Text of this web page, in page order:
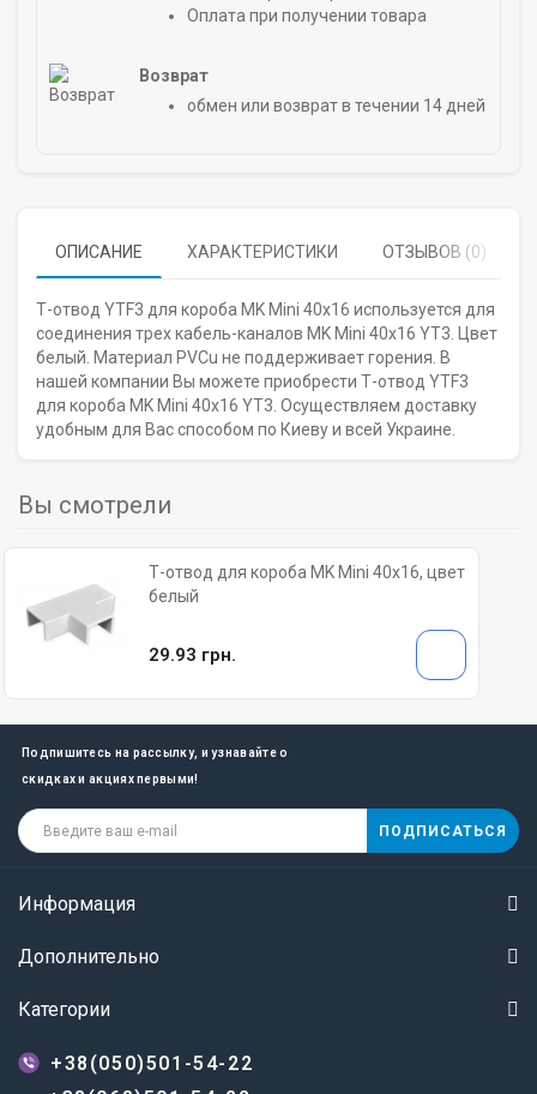
Оплата при получении товара
Возврат
обмен или возврат в течении 14 дней
ОПИСАНИЕ ХАРАКТЕРИСТИКИ ОТЗЫВОВ (0)
Т-отвод YTF3 для короба MK Mini 40х16 используется для
соединения трех кабель-каналов MK Mini 40х16 YT3. Цвет
белый. Материал PVCu не поддерживает горения. В
нашей компании Вы можете приобрести Т-отвод YTF3
для короба MK Mini 40х16 YT3. Осуществляем доставку
удобным для Вас способом по Киеву и всей Украине.
Вы смотрели
Т-отвод для короба MK Mini 40х16, цвет
белый
29.93 грн.
Подпишитесь на рассылку, и узнавайте о
скидках и акциях первыми!
ПОДПИСАТЬСЯ
Информация
Дополнительно
Категории
+38(050)501-54-22